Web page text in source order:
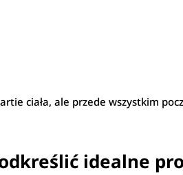
ciała, ale przede wszystkim
idealne